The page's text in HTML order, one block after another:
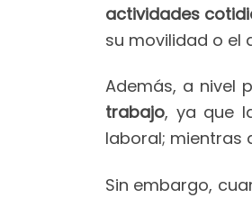
actividades
su movilidad o el
Además, a nivel
trabajo, ya que
laboral; mientras
Sin embargo,